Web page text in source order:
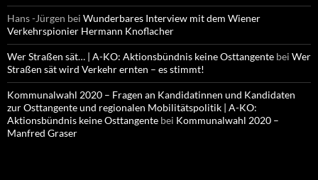
Hans -Jürgen bei Wunderbares Interview mit dem Wiener
Verkehrspionier Hermann Knoflacher
Wer Straßen sät… | A-KO: Aktionsbündnis keine Osttangente bei Wer
Straßen sät wird Verkehr ernten – es stimmt!
Kommunalwahl 2020 – Fragen an Kandidatinnen und Kandidaten
zur Osttangente und regionalen Mobilitätspolitik | A-KO:
Aktionsbündnis keine Osttangente bei Kommunalwahl 2020 –
Manfred Graser